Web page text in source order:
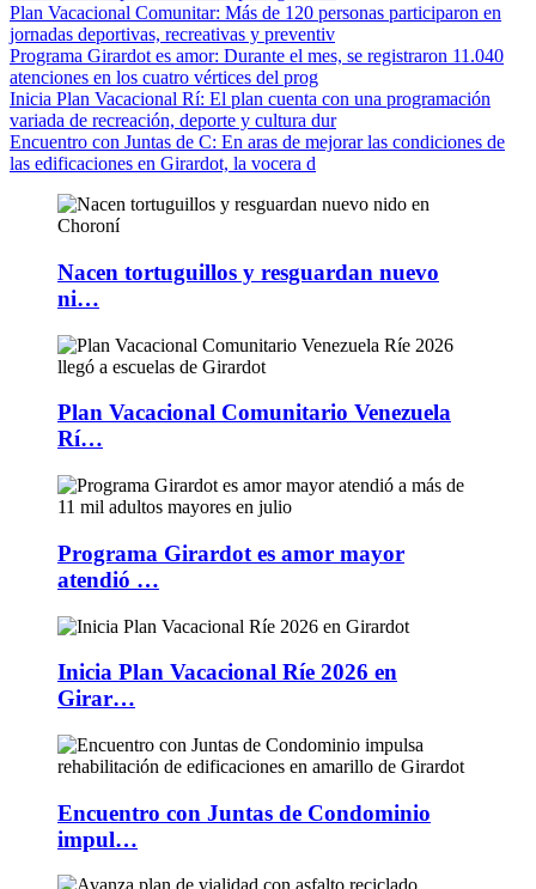
Plan Vacacional Comunitar: Más de 120 personas participaron en
jornadas deportivas, recreativas y preventiv
Programa Girardot es amor: Durante el mes, se registraron 11.040
atenciones en los cuatro vértices del prog
Inicia Plan Vacacional Rí: El plan cuenta con una programación
variada de recreación, deporte y cultura dur
Encuentro con Juntas de C: En aras de mejorar las condiciones de
las edificaciones en Girardot, la vocera d
Nacen tortuguillos y resguardan nuevo
ni…
Plan Vacacional Comunitario Venezuela
Rí…
Programa Girardot es amor mayor
atendió …
Inicia Plan Vacacional Ríe 2026 en
Girar…
Encuentro con Juntas de Condominio
impul…